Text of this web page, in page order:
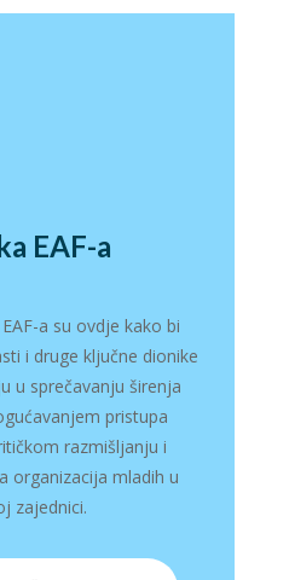
EAF-a
a su ovdje kako bi
i druge ključne dionike
u sprečavanju širenja
pristupa
razmišljanju i
organizacija mladih u
zajednici.